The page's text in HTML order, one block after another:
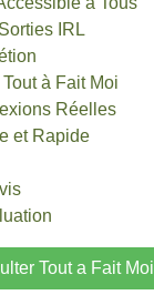
IRL
à Fait Moi
Réelles
et Rapide
Tout a Fait Moi